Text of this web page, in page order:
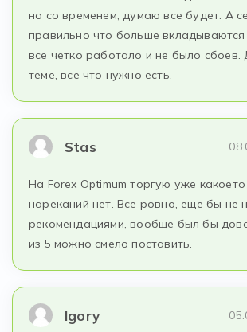
но со временем, думаю все будет. А
правильно что больше
все четко работало и не было сбоев.
теме, все что нужно есть.
Stas
На Forex Optimum торгую уже
нареканий нет. Все ровно, еще бы не
рекомендациями, вообще был бы
из 5 можно смело поставить.
Igory